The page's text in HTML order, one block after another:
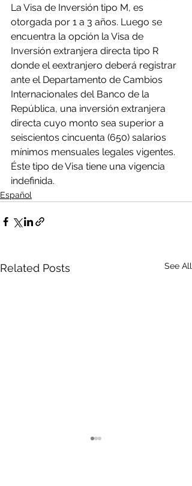
La Visa de Inversión tipo M, es
otorgada por 1 a 3 años. Luego se
encuentra la opción la Visa de
Inversión extranjera directa tipo R
donde el eextranjero deberá registrar
ante el Departamento de Cambios
Internacionales del Banco de la
República, una inversión extranjera
directa cuyo monto sea superior a
seiscientos cincuenta (650) salarios
mínimos mensuales legales vigentes.
Éste tipo de Visa tiene una vigencia
indefinida.
Español
Related Posts See All